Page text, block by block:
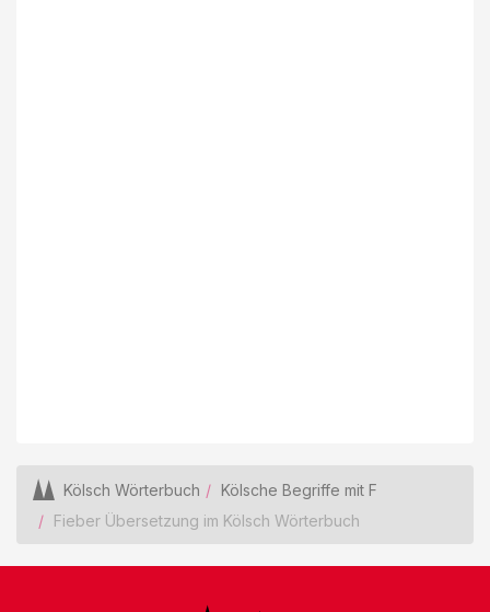
Kölsch Wörterbuch
Kölsche Begriffe mit F
Fieber Übersetzung im Kölsch Wörterbuch